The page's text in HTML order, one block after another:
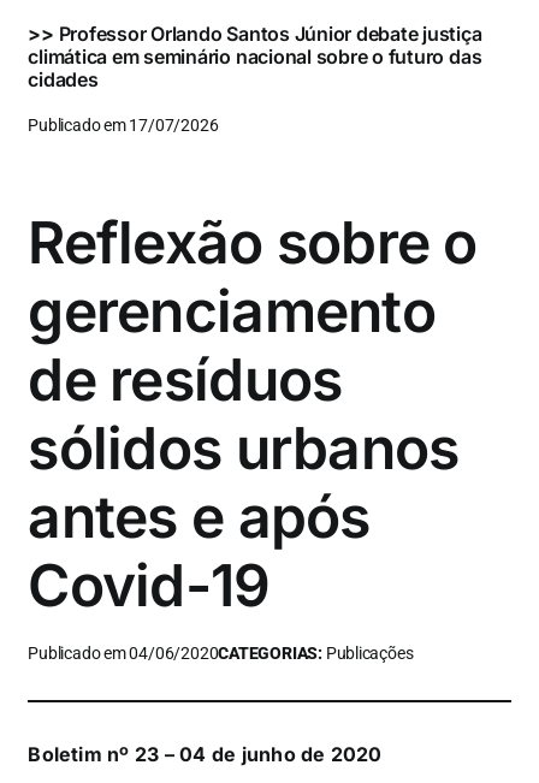
>> Professor Orlando Santos Júnior debate justiça
climática em seminário nacional sobre o futuro das
cidades
Publicado em 17/07/2026
Reflexão sobre o
gerenciamento
de resíduos
sólidos urbanos
antes e após
Covid-19
Publicado em 04/06/2020CATEGORIAS: Publicações
Boletim nº 23 – 04 de junho de 2020